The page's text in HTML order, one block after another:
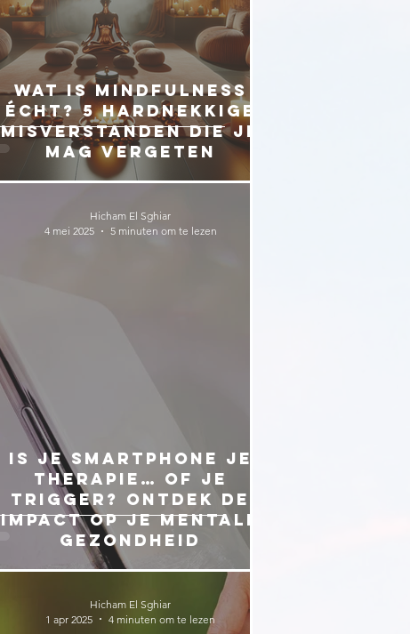
Wat is mindfulness
écht? 5 hardnekkige
misverstanden die je
mag vergeten
Is je smartphone je
therapie… of je
trigger? Ontdek de
impact op je mentale
gezondheid
Hicham El Sghiar
4 mei 2025
5 minuten om te lezen
Hicham El Sghiar
1 apr 2025
4 minuten om te lezen